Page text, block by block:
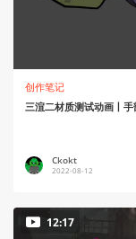
创作笔记
三渲二材质测试动画丨
Ckokt
2022-08-12
12:17